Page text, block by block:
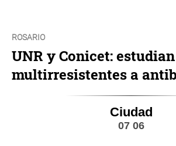
ROSARIO
UNR y Conicet:
multirresistentes a
Ciudad
07 06